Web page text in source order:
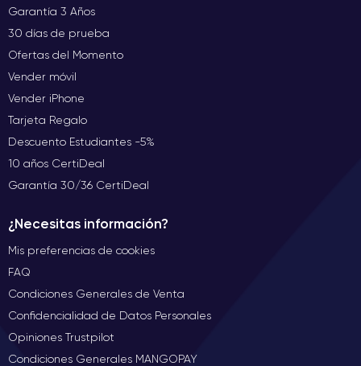
iPhone SE 2022 desde 2021. La ventaja del
reacondicionadoes sin duda su precio: es realmente uno
de los smartphones más baratos disponibles en nuestro sitio.
Usted podrá comprar un
por sólo 170€ a 270€ dependiendo de la capacidad y el estado
estético que elija: un buen ahorro de al menos el 40%, para un
iPhone SE 2 totalmente funcional con una garantía de 2 años
por CertiDeal.
Garantía 3 Años
30 días de prueba
Ofertas del Momento
Vender móvil
Vender iPhone
Tarjeta Regalo
Descuento Estudiantes -5%
10 años CertiDeal
Garantía 30/36 CertiDeal
¿Necesitas información?
Mis preferencias de cookies
FAQ
Condiciones Generales de Venta
Confidencialidad de Datos Personales
Opiniones Trustpilot
Condiciones Generales MANGOPAY